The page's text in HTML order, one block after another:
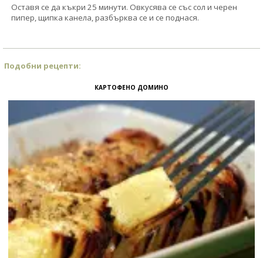
Оставя се да къкри 25 минути. Овкусява се със сол и черен
пипер, щипка канела, разбърква се и се поднася.
Подобни рецепти:
КАРТОФЕНО ДОМИНО